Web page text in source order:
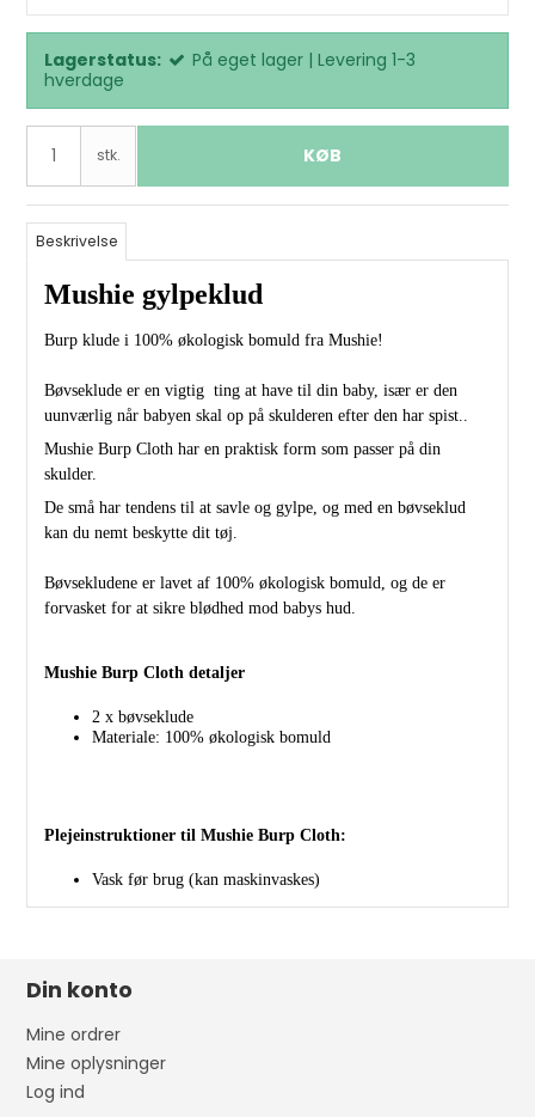
Lagerstatus:
På eget lager | Levering 1-3
hverdage
stk. KØB
Beskrivelse
Mushie gylpeklud
Burp klude i 100% økologisk bomuld fra Mushie!
Bøvseklude er en vigtig ting at have til din baby, især er den
uunværlig når babyen skal op på skulderen efter den har spist..
Mushie Burp Cloth har en praktisk form som passer på din
skulder.
De små har tendens til at savle og gylpe, og med en bøvseklud
kan du nemt beskytte dit tøj.
Bøvsekludene er lavet af 100% økologisk bomuld, og de er
forvasket for at sikre blødhed mod babys hud.
Mushie Burp Cloth detaljer
2 x bøvseklude
Materiale: 100% økologisk bomuld
Plejeinstruktioner til Mushie Burp Cloth:
Vask før brug (kan maskinvaskes)
Din konto
Mine ordrer
Mine oplysninger
Log ind